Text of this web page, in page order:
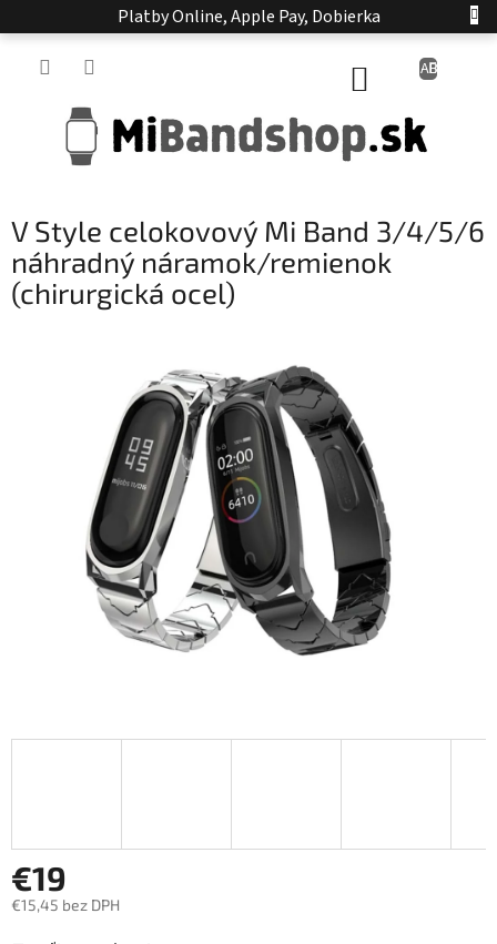
na
Platby Online, Apple Pay, Dobierka
NÁKUPNÝ
V Style celokovový Mi Band 3/4/5/6
náhradný náramok/remienok
(chirurgická ocel)
€19
€15,45 bez DPH